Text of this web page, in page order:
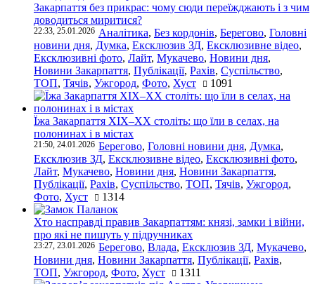
Закарпаття без прикрас: чому сюди переїжджають і з чим
доводиться миритися?
22:33, 25.01.2026 Аналітика, Без кордонів, Берегово, Головні
новини дня, Думка, Ексклюзив ЗД, Ексклюзивне відео,
Ексклюзивні фото, Лайт, Мукачево, Новини дня,
Новини Закарпаття, Публікації, Рахів, Суспільство,
ТОП, Тячів, Ужгород, Фото, Хуст 1091
Їжа Закарпаття ХІХ–ХХ століть: що їли в селах, на
полонинах і в містах
21:50, 24.01.2026 Берегово, Головні новини дня, Думка,
Ексклюзив ЗД, Ексклюзивне відео, Ексклюзивні фото,
Лайт, Мукачево, Новини дня, Новини Закарпаття,
Публікації, Рахів, Суспільство, ТОП, Тячів, Ужгород,
Фото, Хуст 1314
Хто насправді правив Закарпаттям: князі, замки і війни,
про які не пишуть у підручниках
23:27, 23.01.2026 Берегово, Влада, Ексклюзив ЗД, Мукачево,
Новини дня, Новини Закарпаття, Публікації, Рахів,
ТОП, Ужгород, Фото, Хуст 1311